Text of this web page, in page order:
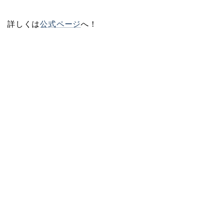
詳しくは公式ページへ！